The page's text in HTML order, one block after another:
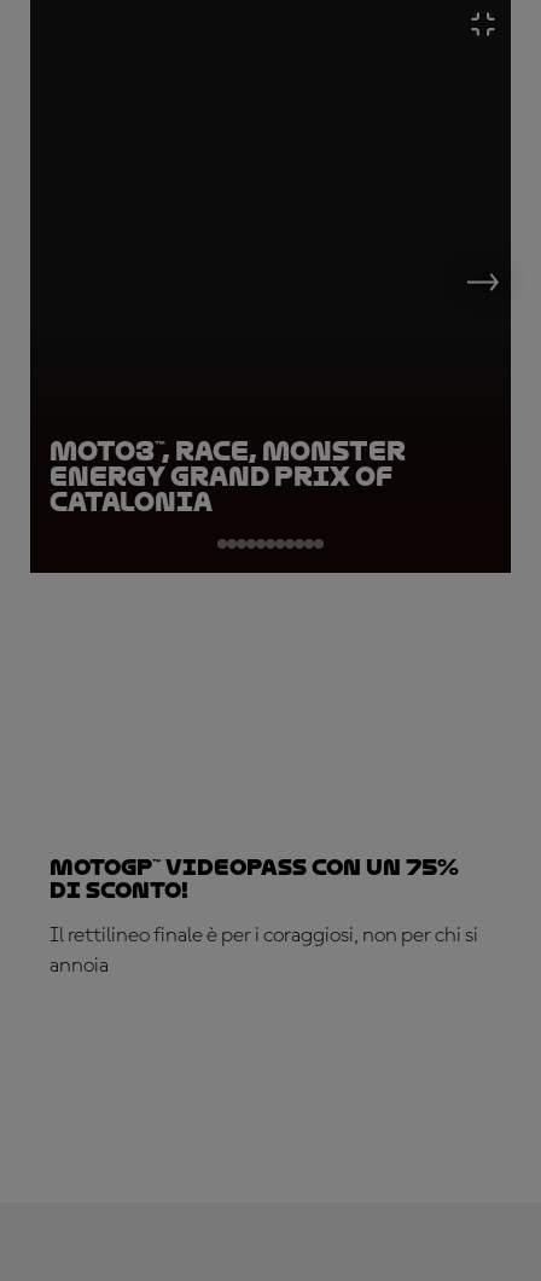
Moto3™, Race, Monster
Energy Grand Prix of
Catalonia
MotoGP™ VideoPass con un 75%
di sconto!
Il rettilineo finale è per i coraggiosi, non per chi si
annoia